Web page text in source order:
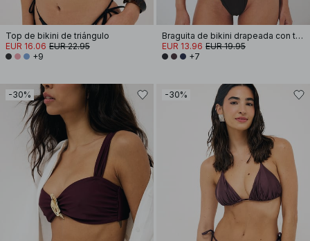
Top de bikini de triángulo
EUR 16.06 EUR 22.95
+9
Braguita de bikini drapeada con tira ancha
EUR 13.96 EUR 19.95
+7
-30% -30%